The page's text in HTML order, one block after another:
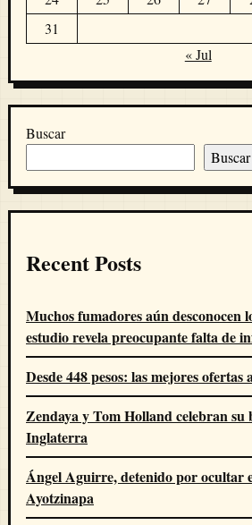
31
« Jul
Buscar
Buscar
Recent Posts
Muchos fumadores aún desconocen
estudio revela preocupante falta de
Desde 448 pesos: las mejores ofertas
Zendaya y Tom Holland celebran su
Inglaterra
Ángel Aguirre, detenido por ocultar
Ayotzinapa